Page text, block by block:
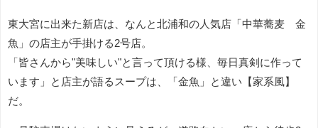
東大宮に出来た新店は、なんと北浦和の人気店「中華蕎麦 金
魚」の店主が手掛ける2号店。
「皆さんから"美味しい"と言って頂ける様、毎日真剣に作って
います」と店主が語るスープは、「金魚」と違い【家系風】
だ。